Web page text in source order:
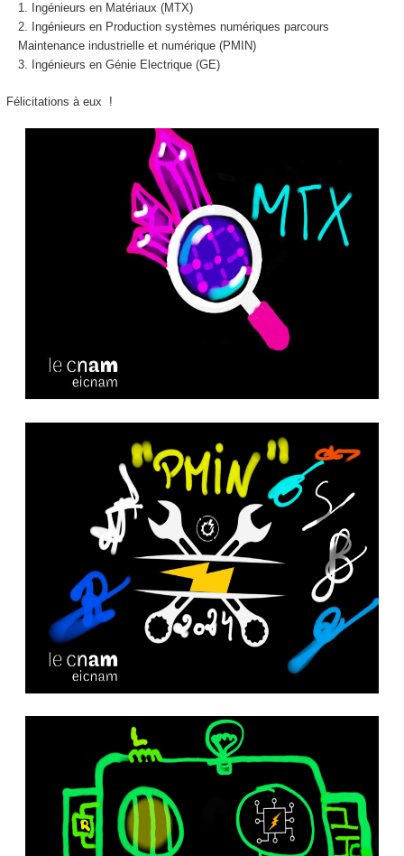
Ingénieurs en Matériaux (MTX)
Ingénieurs en Production systèmes numériques parcours
Maintenance industrielle et numérique (PMIN)
Ingénieurs en Génie Electrique (GE)
Félicitations à eux !